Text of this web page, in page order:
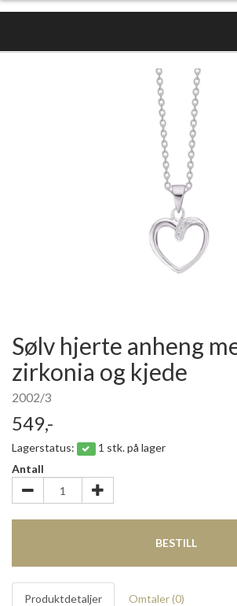
Sølv hjerte anheng
zirkonia og kjede
2002/3
549,-
Lagerstatus:
1 stk. på lager
Antall
BESTILL
Produktdetaljer Omtaler (0)